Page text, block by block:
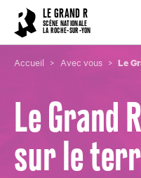
LE GRAND R
SCÈNE NATIONALE
LA ROCHE-SUR-YON
Accueil Avec vous Le
Le Grand R
sur le
Cookies management panel